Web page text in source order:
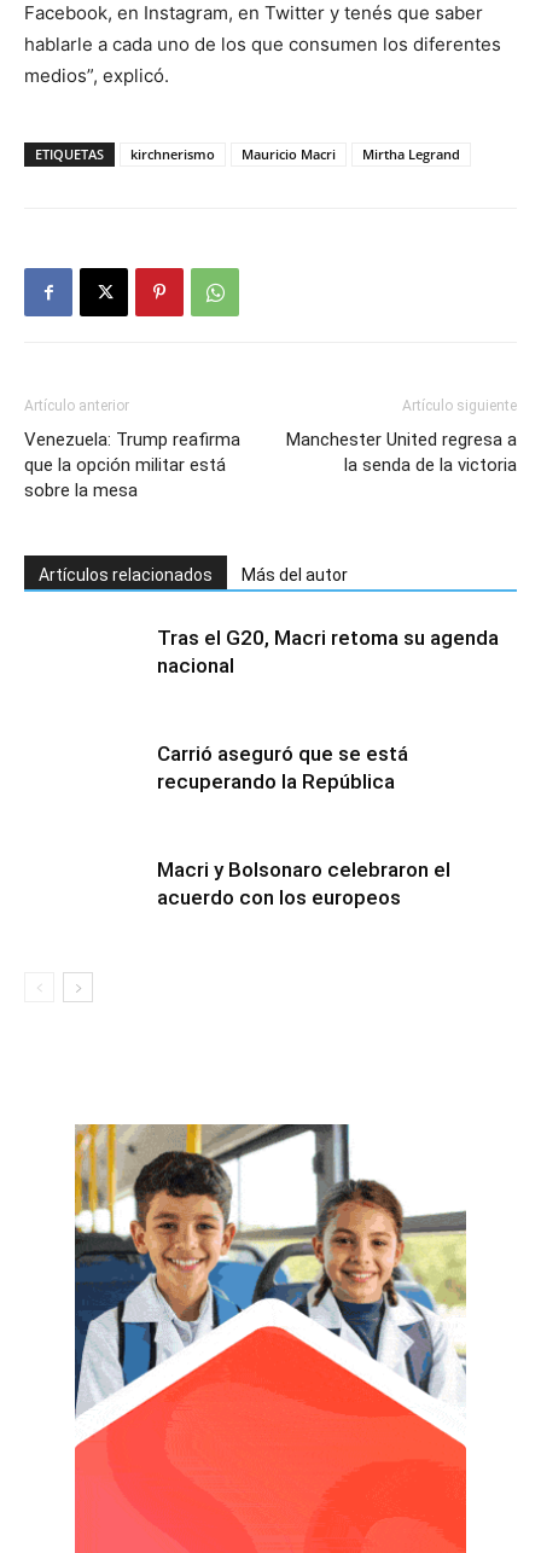
Facebook, en Instagram, en Twitter y tenés que saber
hablarle a cada uno de los que consumen los diferentes
medios”, explicó.
ETIQUETAS kirchnerismo Mauricio Macri Mirtha Legrand
Artículo anterior
Venezuela: Trump reafirma
que la opción militar está
sobre la mesa
Artículo siguiente
Manchester United regresa a
la senda de la victoria
Artículos relacionados Más del autor
Tras el G20, Macri retoma su agenda
nacional
Carrió aseguró que se está
recuperando la República
Macri y Bolsonaro celebraron el
acuerdo con los europeos